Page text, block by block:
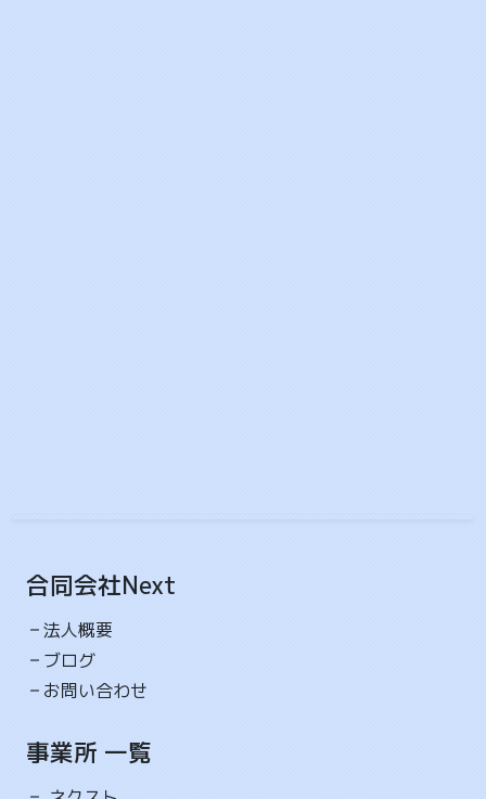
3月
ネクスト
3月は卒業シーズンです。 卒業された方、ご卒業おめ
でとうございます㊗ 何事も前向きに捉えて、これから
2026-02-28 12:55
2月
合同会社Next
法人概要
ブログ
お問い合わせ
事業所 一覧